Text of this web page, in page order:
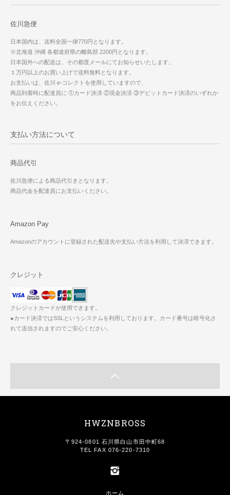
佐川急便
日本国内は、送料全国一律770円となります。
※北海道 沖縄 各都道府県の離島部 2200円となります。
日本国外への配送は、その都度メールにてお知らせいたします。
１万円以上のお買い上げで送料無料となります。
お支払いは、佐川 e-コレクトを使用していますので、
商品到着時に配達員に ①カード決済 ②現金決済 ③デビットカード決済のいずれか
をお伝えください。
支払い方法について
商品代引
佐川急便による商品代引きとなります。
商品代金を配達員にお支払いください。
Amazon Pay
Amazonのアカウントに登録された配送先や支払い方法を利用して決済できます。
クレジット
クレジットカードが使用できます。
●カード決済ではSSLというシステムを利用しております。カード番号は暗号化さ
れて送信されますのでご安心ください。
HWZNBROSS
〒924-0801 石川県白山市田中町68
TEL FAX 076-220-7310
ホーム